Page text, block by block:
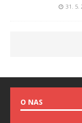
31. 5.
O NAS